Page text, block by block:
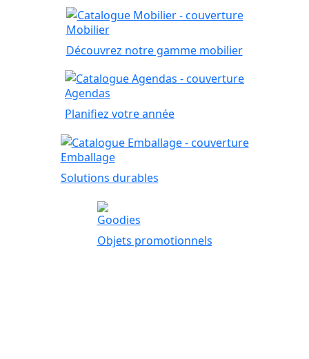
Mobilier
Découvrez notre gamme mobilier
Agendas
Planifiez votre année
Emballage
Solutions durables
Goodies
Objets promotionnels